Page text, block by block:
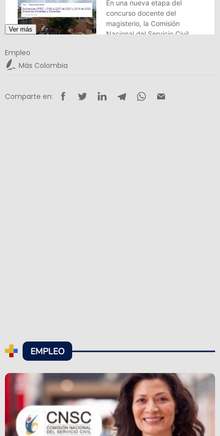
Ver más
Empleo
Más Colombia
Comparte en:
EMPLEO